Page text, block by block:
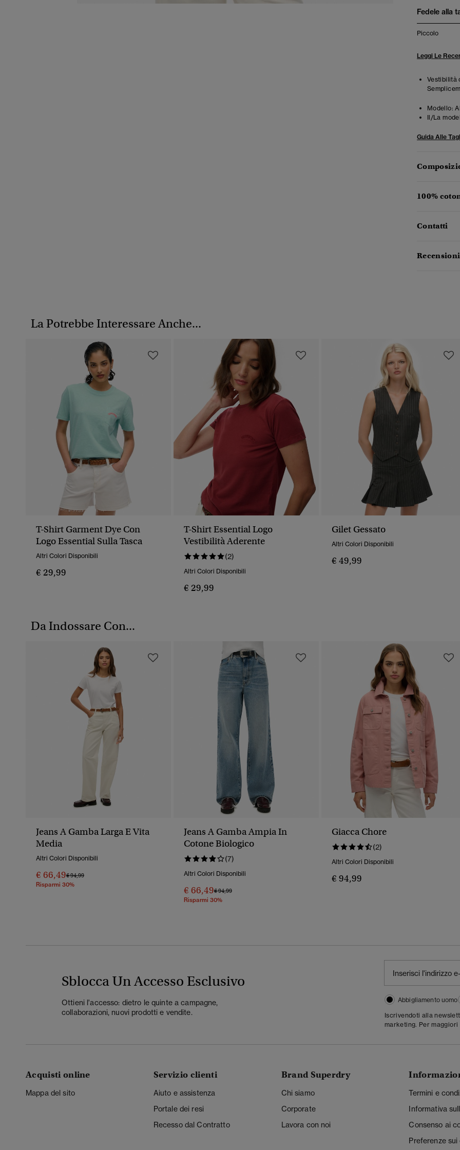
Fedele alla
Piccolo
Leggi Le
Vestibilità
Modello:
Il/La
Guida Alle
100%
Contatti
La Potrebbe Interessare Anche...
T-Shirt Garment Dye Con
Logo Essential Sulla Tasca
Altri Colori Disponibili
€ 29,99
T-Shirt Essential Logo
Vestibilità Aderente
(2)
Altri Colori Disponibili
€ 29,99
Gilet Gessato
Altri Colori Disponibili
€ 49,99
Da Indossare Con...
Jeans A Gamba Larga E Vita
Media
Altri Colori Disponibili
€ 66,49Prezzo Ridotto Da
€ 94,99A
Risparmi 30%
Jeans A Gamba Ampia In
Cotone Biologico
(7)
Altri Colori Disponibili
€ 66,49Prezzo Ridotto Da
€ 94,99A
Risparmi 30%
Giacca Chore
(2)
Altri Colori Disponibili
€ 94,99
Sblocca Un Accesso Esclusivo
Ottieni l'accesso: dietro le quinte a campagne,
collaborazioni, nuovi prodotti e vendite.
Abbigliamento uomo
Iscrivendoti alla
marketing. Per
Acquisti online
Mappa del sito
Servizio clienti
Aiuto e assistenza
Portale dei resi
Recesso dal Contratto
Brand Superdry
Chi siamo
Corporate
Lavora con noi
Termini e
Informativa
Consenso ai
Preferenze